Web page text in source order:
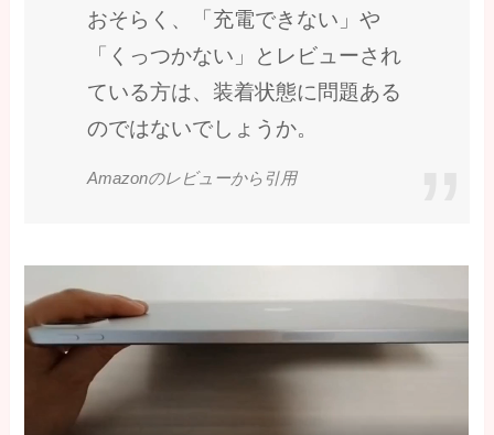
おそらく、「充電できない」や
「くっつかない」とレビューされ
ている方は、装着状態に問題ある
のではないでしょうか。
Amazonのレビューから引用